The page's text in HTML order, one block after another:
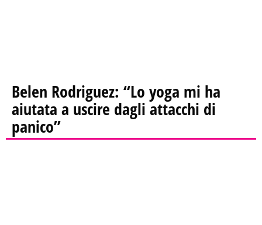
Belen Rodriguez: “Lo yoga mi ha
aiutata a uscire dagli attacchi di
panico”